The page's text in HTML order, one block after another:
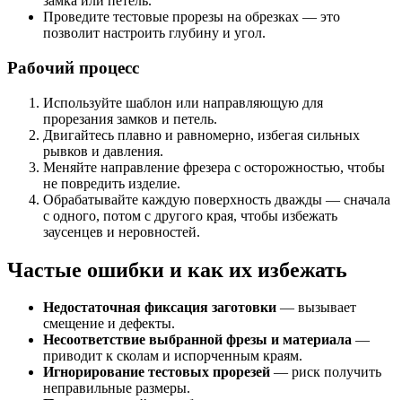
Проведите тестовые прорезы на обрезках — это
позволит настроить глубину и угол.
Рабочий процесс
Используйте шаблон или направляющую для
прорезания замков и петель.
Двигайтесь плавно и равномерно, избегая сильных
рывков и давления.
Меняйте направление фрезера с осторожностью, чтобы
не повредить изделие.
Обрабатывайте каждую поверхность дважды — сначала
с одного, потом с другого края, чтобы избежать
заусенцев и неровностей.
Частые ошибки и как их избежать
Недостаточная фиксация заготовки — вызывает
смещение и дефекты.
Несоответствие выбранной фрезы и материала —
приводит к сколам и испорченным краям.
Игнорирование тестовых прорезей — риск получить
неправильные размеры.